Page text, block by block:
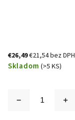
€26,49€21,54 bez DPH
Skladom (>5 KS)